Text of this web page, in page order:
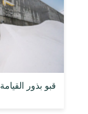
قبو بذور